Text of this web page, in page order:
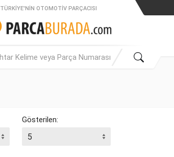
TÜRKIYE'NIN OTOMOTIV PARÇACISI
Gösterilen: